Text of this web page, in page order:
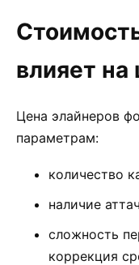
влияет на
Цена элайнеров
параметрам:
количество
наличие
сложность
коррекция